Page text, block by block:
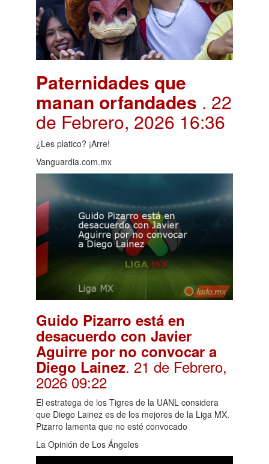
Paternidades que
manan orfandades . 22
de Febrero, 2026 16:36
¿Les platico? ¡Arre!
Vanguardia.com.mx
Guido Pizarro está en
desacuerdo con Javier
Aguirre por no convocar a
Diego Lainez. 21 de Febrero,
2026 09:22
El estratega de los Tigres de la UANL considera
que Diego Lainez es de los mejores de la Liga MX.
Pizarro lamenta que no esté convocado
La Opinión de Los Ángeles